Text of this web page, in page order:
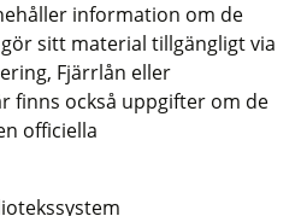
information om de
sitt material tillgängligt via
Fjärrlån eller
finns också uppgifter om de
officiella